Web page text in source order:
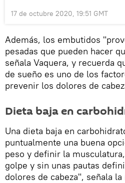
17 de octubre 2020, 19:51 GMT
Además, los embutidos
pesadas que pueden hacer
señala Vaquera, y recuerda
de sueño es uno de los
prevenir los dolores de
Dieta baja en
Una dieta baja en
puntualmente una buena
peso y definir la
golpe y sin unas pautas
dolores de cabeza", señala